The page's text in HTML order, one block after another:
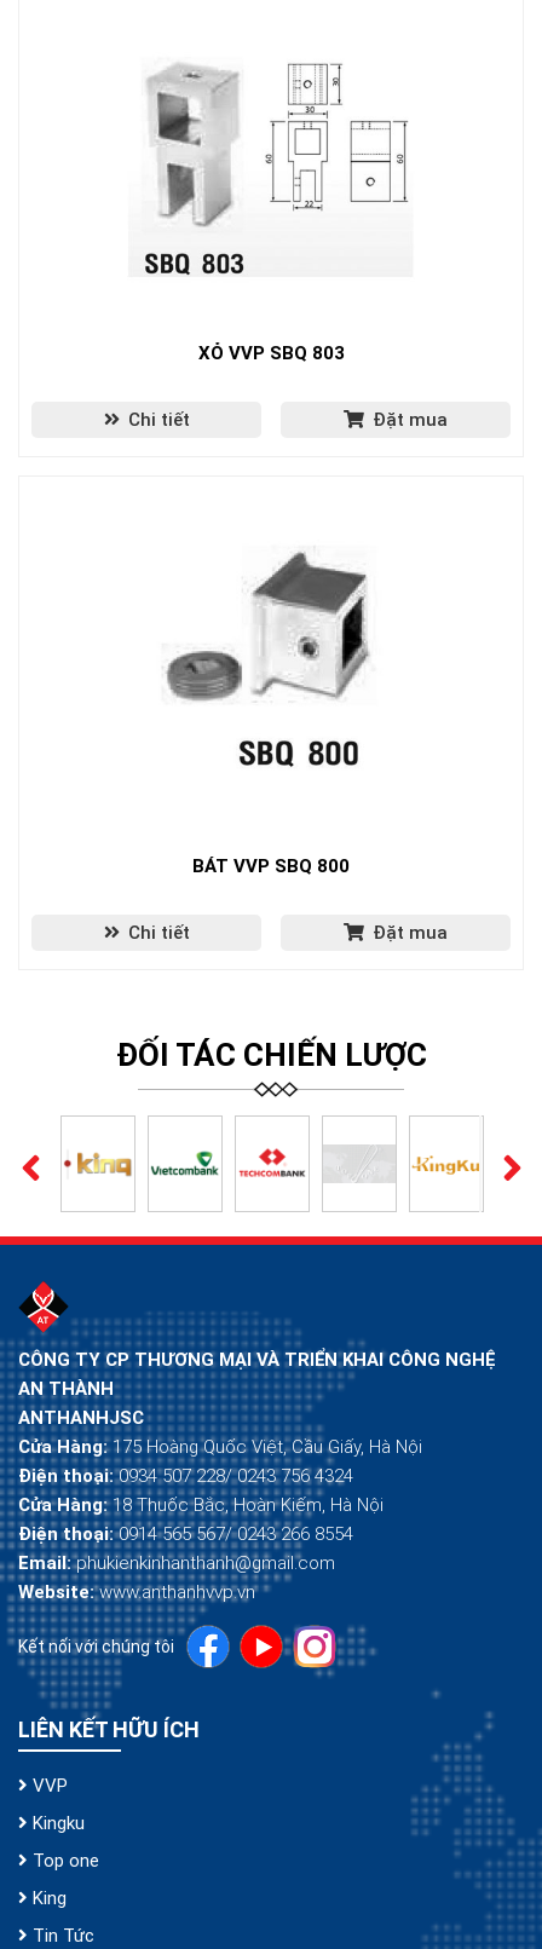
XỎ VVP SBQ 803
Chi tiết Đặt mua
BÁT VVP SBQ 800
Chi tiết Đặt mua
ĐỐI TÁC CHIẾN LƯỢC
CÔNG TY CP THƯƠNG MẠI VÀ TRIỂN KHAI CÔNG NGHỆ
AN THÀNH
ANTHANHJSC
Cửa Hàng:175 Hoàng Quốc Việt, Cầu Giấy, Hà Nội
Điện thoại:0934 507 228/ 0243 756 4324
Cửa Hàng:18 Thuốc Bắc, Hoàn Kiếm, Hà Nội
Điện thoại:0914 565 567/ 0243 266 8554
Email:phukienkinhanthanh@gmail.com
Website:www.anthanhvvp.vn
Kết nối với chúng tôi
LIÊN KẾT HỮU ÍCH
VVP
Kingku
Top one
King
Tin Tức